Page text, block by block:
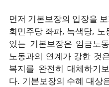
먼저 기본보장의 입장을
회민주당 좌파, 녹색당,
있는 기본보장은 임금노
노동과의 연계가 강한 것
복지를 완전히 대체하기
다. 기본보장의 수혜 대상